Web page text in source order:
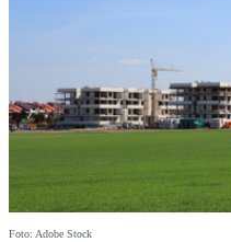
Foto: Adobe Stock